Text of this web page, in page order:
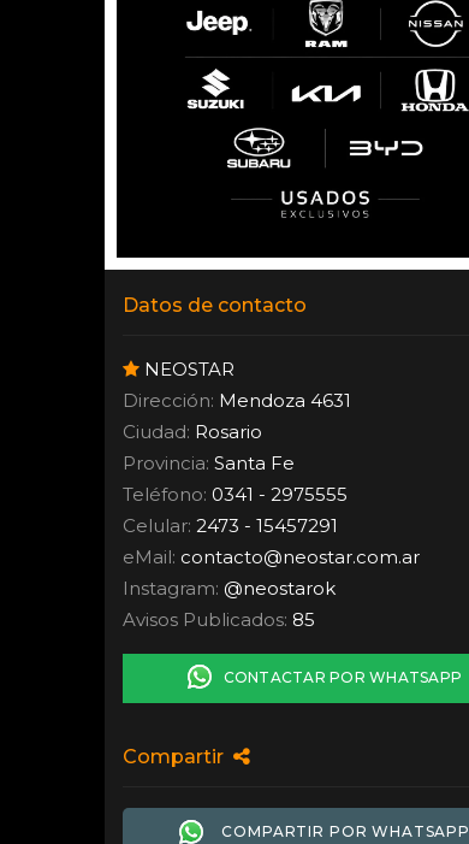
Datos de contacto
NEOSTAR
Dirección: Mendoza 4631
Ciudad: Rosario
Provincia: Santa Fe
Teléfono: 0341 - 2975555
Celular: 2473 - 15457291
eMail: contacto@neostar.com.ar
Instagram: @neostarok
Avisos Publicados: 85
CONTACTAR POR WHATSAPP
Compartir
COMPARTIR POR WHATSAPP